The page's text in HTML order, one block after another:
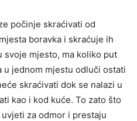
počinje skraćivati od
boravka i skraćuje ih
svoje mjesto, ma koliko put
u jednom mjestu odluči ostati
skraćivati dok se nalazi u
kao i kod kuće. To zato što
za odmor i prestaju